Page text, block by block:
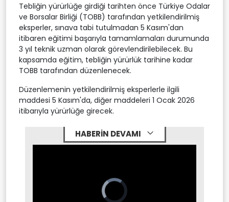
Tebliğin yürürlüğe girdiği tarihten önce Türkiye Odalar
ve Borsalar Birliği (TOBB) tarafından yetkilendirilmiş
eksperler, sınava tabi tutulmadan 5 Kasım'dan
itibaren eğitimi başarıyla tamamlamaları durumunda
3 yıl teknik uzman olarak görevlendirilebilecek. Bu
kapsamda eğitim, tebliğin yürürlük tarihine kadar
TOBB tarafından düzenlenecek.
Düzenlemenin yetkilendirilmiş eksperlerle ilgili
maddesi 5 Kasım'da, diğer maddeleri 1 Ocak 2026
itibarıyla yürürlüğe girecek.
HABERİN DEVAMI
Video
Player
is
loading.